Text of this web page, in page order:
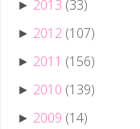
► 2013 (33)
► 2012 (107)
► 2011 (156)
► 2010 (139)
► 2009 (14)